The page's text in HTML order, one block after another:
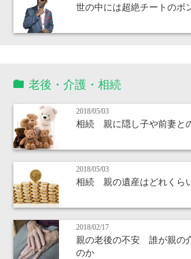
世の中には超絶チートのボ
老後・介護・相続
2018/05/03
相続 親に隠し子や前妻と
2018/05/03
相続 親の遺産はどれくら
2018/02/17
親の老後の不安 誰が親の
のか